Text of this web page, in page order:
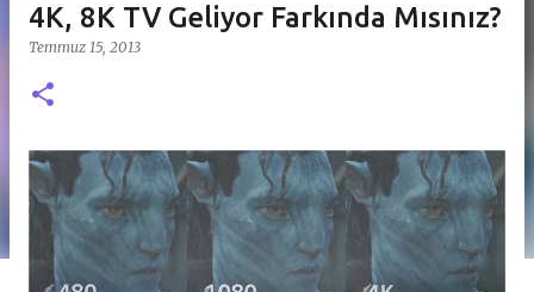
4K, 8K TV Geliyor Farkında Mısınız?
Temmuz 15, 2013